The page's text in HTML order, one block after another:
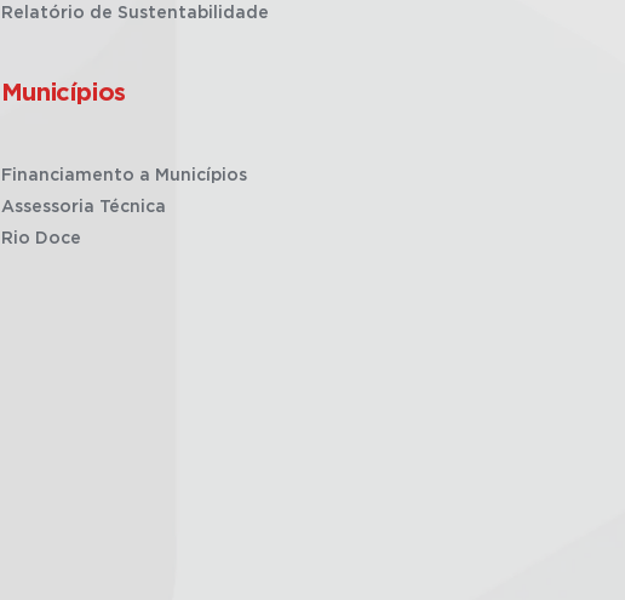
Relatório de Sustentabilidade
Municípios
Financiamento a Municípios
Assessoria Técnica
Rio Doce